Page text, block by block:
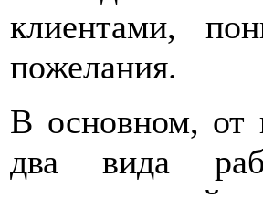
клиентами,
пожелания.
В основном, от
два вида